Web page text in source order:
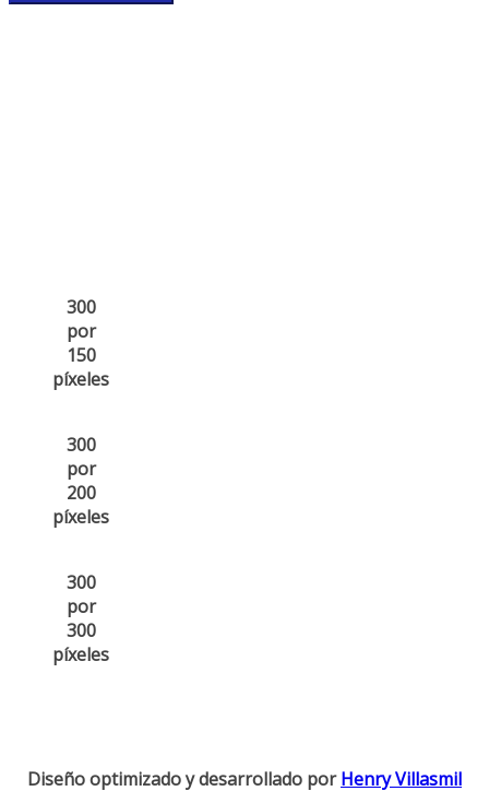
300
por
150
píxeles
300
por
200
píxeles
300
por
300
píxeles
Diseño optimizado y desarrollado porHenry Villasmil